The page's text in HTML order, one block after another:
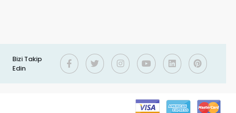
Bizi Takip
Edin